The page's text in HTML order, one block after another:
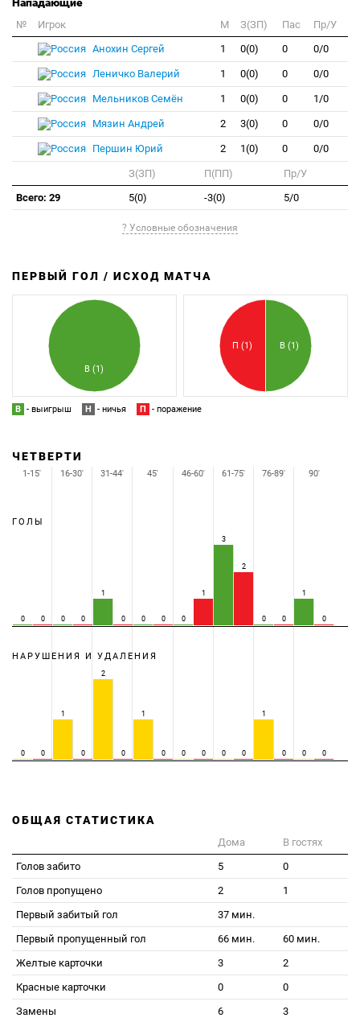
№ Игрок M З(ЗП) Пас
Пр/У
Анохин Сергей
1 0(0) 0 0/0
Леничко Валерий 1 0(0) 0 0/0
Мельников Семён 1 0(0) 0 1/0
Мязин Андрей 2 3(0) 0 0/0
Першин Юрий 2 1(0) 0 0/0
З(ЗП) П(ПП)
Пр/У
Всего: 29
5(0) -3(0) 5/0
? Условные обозначения
ПЕРВЫЙ ГОЛ / ИСХОД МАТЧА
В (1)
В (1)
П (1)
В - выигрыш Н - ничья П - поражение
ЧЕТВЕРТИ
ГОЛЫ
0 0 0 0
1
0 0 0 0
1
3
2
0 0
1
0
НАРУШЕНИЯ И УДАЛЕНИЯ
0 0
1
0
2
0
1
0 0 0 0 0
1
0 0 0
1-15' 16-30' 31-44' 45' 46-60' 61-75' 76-89' 90'
ОБЩАЯ СТАТИСТИКА
Дома
В гостях
Голов забито
5
0
Голов пропущено
2
1
Первый забитый гол
37 мин.
Первый пропущенный гол
66 мин.
60 мин.
Желтые карточки
3
2
Красные карточки
0
0
Замены
6
3